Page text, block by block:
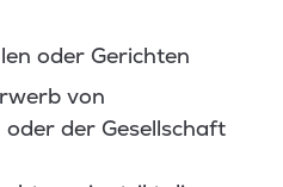
oder Gerichten
von
der Gesellschaft